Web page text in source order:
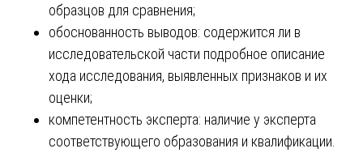
образцов для сравнения;
обоснованность выводов: содержится ли в
исследовательской части подробное описание
хода исследования, выявленных признаков и их
оценки;
компетентность эксперта: наличие у эксперта
соответствующего образования и квалификации.